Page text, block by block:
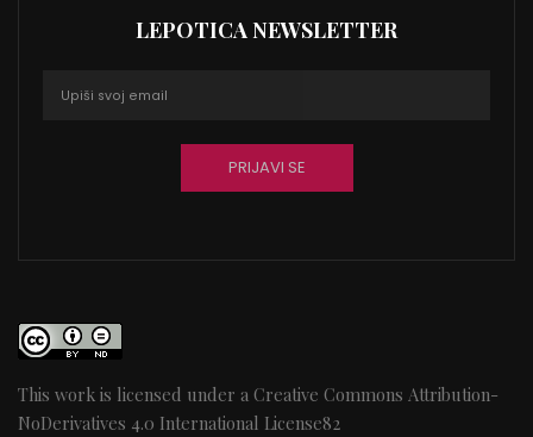
LEPOTICA NEWSLETTER
This work is licensed under a Creative Commons Attribution-
NoDerivatives 4.0 International License82